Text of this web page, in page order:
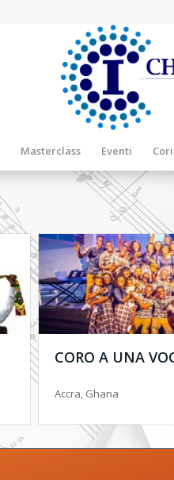
Masterclass Eventi
CORO A UNA
Accra, Ghana